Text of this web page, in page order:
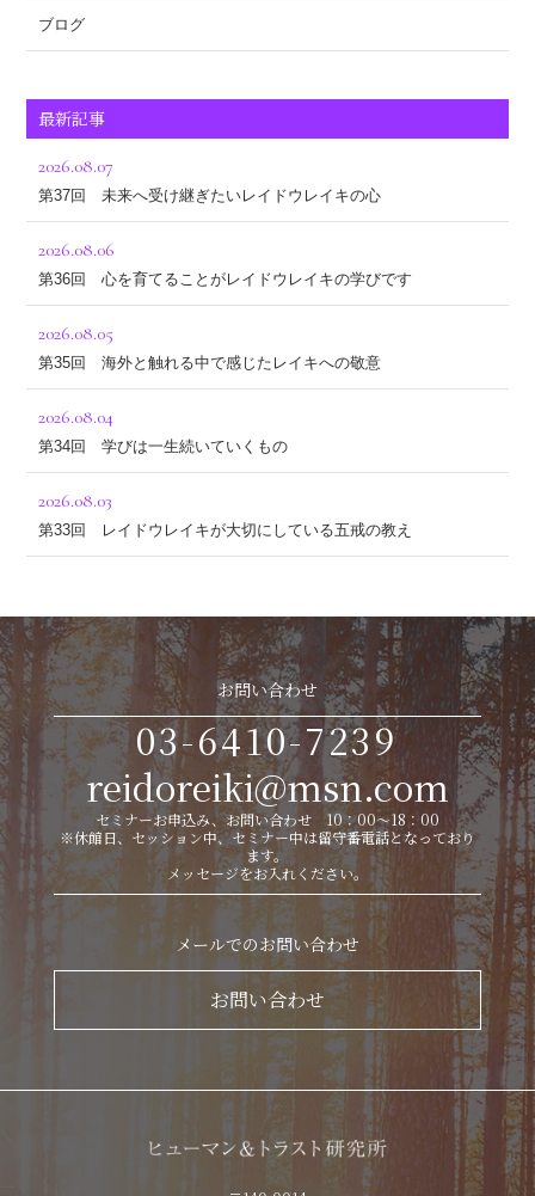
ブログ
最新記事
2026.08.07
第37回 未来へ受け継ぎたいレイドウレイキの心
2026.08.06
第36回 心を育てることがレイドウレイキの学びです
2026.08.05
第35回 海外と触れる中で感じたレイキへの敬意
2026.08.04
第34回 学びは一生続いていくもの
2026.08.03
第33回 レイドウレイキが大切にしている五戒の教え
お問い合わせ
03-6410-7239
reidoreiki@msn.com
セミナーお申込み、お問い合わせ 10：00～18：00
※休館日、セッション中、セミナー中は留守番電話となっており
ます。
メッセージをお入れください。
メールでのお問い合わせ
お問い合わせ